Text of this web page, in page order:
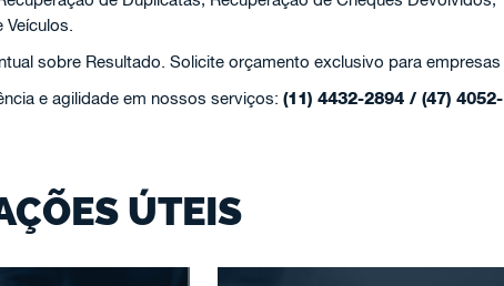
Veículos.
sobre Resultado. Solicite orçamento exclusivo para empresas
e agilidade em nossos serviços: (11) 4432-2894 / (47) 4052-
ÚTEIS